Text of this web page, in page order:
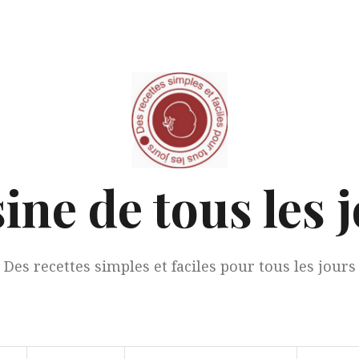
de tous les
Des recettes simples et faciles pour tous les jours